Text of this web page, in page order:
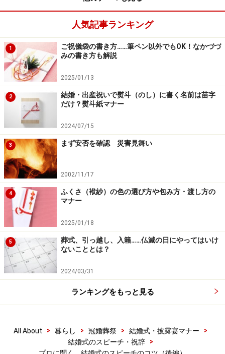
人気記事ランキング
1
ご祝儀袋の書き方……筆ペン以外でもOK！なかづづ
みの書き方も解説
2025/01/13
2
結婚・出産祝いで熨斗（のし）に書く名前は苗字
だけ？熨斗紙マナー
2024/07/15
3 まず安否を確認 災害見舞い
2002/11/17
4
ふくさ（袱紗）の色の選び方や包み方・渡し方の
マナー
2025/01/18
5
葬式、引っ越し、入籍……仏滅の日にやってはいけ
ないこととは？
2024/03/31
ランキングをもっと見る
All About > 暮らし > 冠婚葬祭 > 結婚式・披露宴マナー
>
結婚式のスピーチ・祝辞
>